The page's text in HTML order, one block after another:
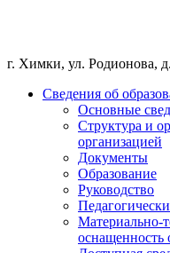
г. Химки, ул. Родионова,
Сведения об
Основные
Структура и
организацией
Документы
Образование
Руководство
Материально-
оснащенность